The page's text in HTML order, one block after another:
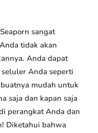
sangat
tidak akan
Anda dapat
Anda seperti
mudah untuk
saja dan kapan saja
perangkat Anda dan
Diketahui bahwa